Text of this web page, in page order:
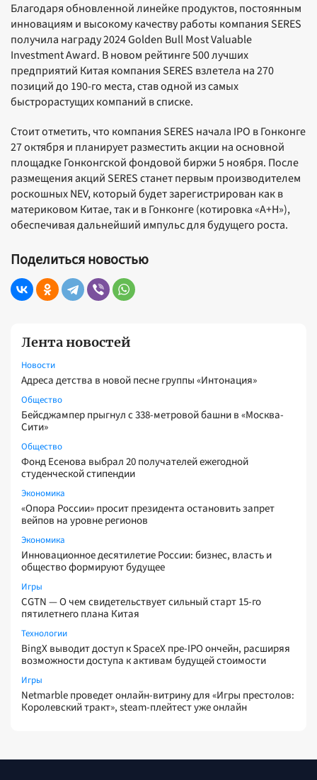
Лента новостей
Новости
Адреса детства в новой песне группы «Интонация»
Общество
Бейсджампер прыгнул с 338-метровой башни в «Москва-
Сити»
Общество
Фонд Есенова выбрал 20 получателей ежегодной
студенческой стипендии
Экономика
«Опора России» просит президента остановить запрет
вейпов на уровне регионов
Экономика
Инновационное десятилетие России: бизнес, власть и
общество формируют будущее
Игры
CGTN — О чем свидетельствует сильный старт 15-го
пятилетнего плана Китая
Технологии
BingX выводит доступ к SpaceX пре-IPO ончейн, расширяя
возможности доступа к активам будущей стоимости
Игры
Netmarble проведет онлайн-витрину для «Игры престолов:
Королевский тракт», steam-плейтест уже онлайн
Благодаря обновленной линейке продуктов, постоянным
инновациям и высокому качеству работы компания SERES
получила награду 2024 Golden Bull Most Valuable
Investment Award. В новом рейтинге 500 лучших
предприятий Китая компания SERES взлетела на 270
позиций до 190-го места, став одной из самых
быстрорастущих компаний в списке.
Стоит отметить, что компания SERES начала IPO в Гонконге
27 октября и планирует разместить акции на основной
площадке Гонконгской фондовой биржи 5 ноября. После
размещения акций SERES станет первым производителем
роскошных NEV, который будет зарегистрирован как в
материковом Китае, так и в Гонконге (котировка «A+H»),
обеспечивая дальнейший импульс для будущего роста.
Поделиться новостью